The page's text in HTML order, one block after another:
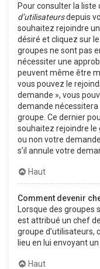
Pour consulter la liste
d’utilisateursdepuis
souhaitez rejoindre
désiré et cliquez sur
groupes ne sont pas
nécessiter une
peuvent même être
vous pouvez le
demande », vous
demande nécessitera
groupe. Ce dernier
souhaitez rejoindre le
ou non votre
s’il annule votre
Haut
Comment devenir
Lorsque des groupes
est attribué un chef
groupe d’utilisateurs,
lieu en lui envoyant
Haut